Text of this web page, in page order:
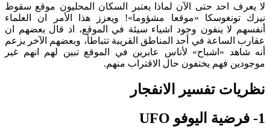
لا يعرف احد حتى الآن لماذا يعتبر السكان المحليون موقع سقوط
نيزك تونغوسكا «موقعا مشؤوما»! ويعزز هذا الأمر ان العلماء
أنفسهم لا ينفون وجود اشياء سيئة في الموقع، اذ قال بعضهم ان
عقارب الساعة في أحد المناطق القريبة تتباطأ، وبعضهم الآخر يزعم
أنه شاهد «اشباح» لأناس عابرين في الموقع تبين لهم انهم غير
موجودين فهم يختفون حال الاقتراب منهم.
نظريات تفسير الانفجار
1- فرضية اليوفو UFO